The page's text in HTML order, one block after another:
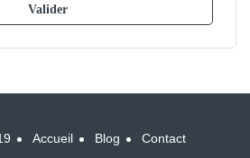
Accueil Blog Contact